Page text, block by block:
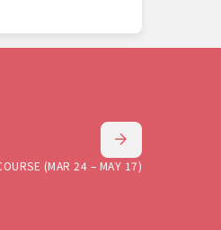
(MAR 24 – MAY 17)